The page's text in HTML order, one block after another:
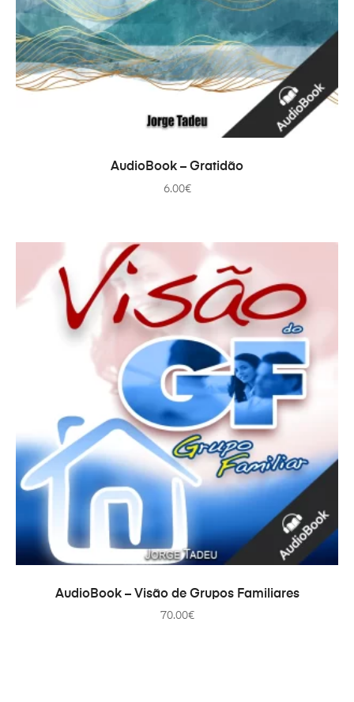
AÑADIR AL CARRITO
AudioBook – Gratidão
6.00€
AÑADIR AL CARRITO
AudioBook – Visão de Grupos Familiares
70.00€